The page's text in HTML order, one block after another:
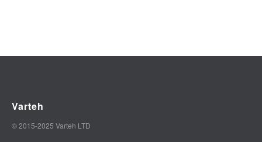
Varteh
© 2015-2025 Varteh LTD